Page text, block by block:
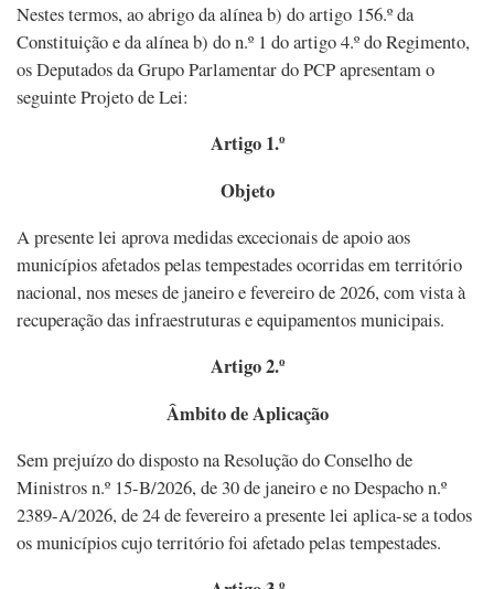
Nestes termos, ao abrigo da alínea b) do artigo 156.º da
Constituição e da alínea b) do n.º 1 do artigo 4.º do Regimento,
os Deputados da Grupo Parlamentar do PCP apresentam o
seguinte Projeto de Lei:
Artigo 1.º
Objeto
A presente lei aprova medidas excecionais de apoio aos
municípios afetados pelas tempestades ocorridas em território
nacional, nos meses de janeiro e fevereiro de 2026, com vista à
recuperação das infraestruturas e equipamentos municipais.
Artigo 2.º
Âmbito de Aplicação
Sem prejuízo do disposto na Resolução do Conselho de
Ministros n.º 15-B/2026, de 30 de janeiro e no Despacho n.º
2389-A/2026, de 24 de fevereiro a presente lei aplica-se a todos
os municípios cujo território foi afetado pelas tempestades.